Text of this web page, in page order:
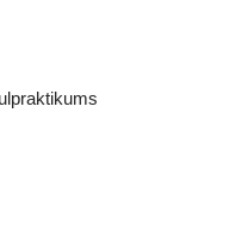
Frieden